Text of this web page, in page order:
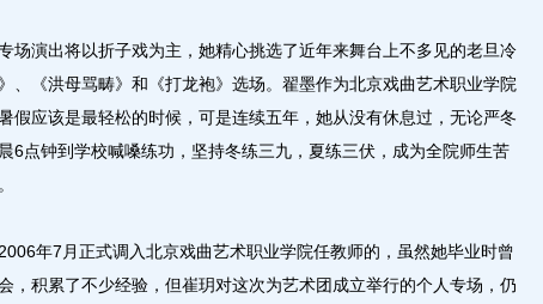
演出将以折子戏为主，她精心挑选了近年来舞台上不多见的老旦冷
、《洪母骂畴》和《打龙袍》选场。翟墨作为北京戏曲艺术职业学院
假应该是最轻松的时候，可是连续五年，她从没有休息过，无论严冬
6点钟到学校喊嗓练功，坚持冬练三九，夏练三伏，成为全院师生苦
年7月正式调入北京戏曲艺术职业学院任教师的，虽然她毕业时曾
，积累了不少经验，但崔玥对这次为艺术团成立举行的个人专场，仍